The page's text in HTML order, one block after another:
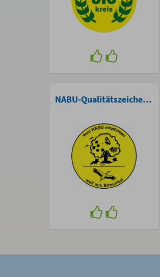
NABU-Qualitätszeichen für Streuobstprodukte